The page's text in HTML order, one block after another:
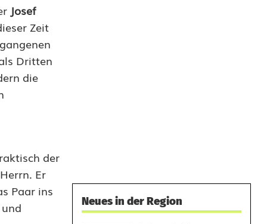
Josef
Zeit
Dritten
die
der
Er
Paar ins
Neues in der Region